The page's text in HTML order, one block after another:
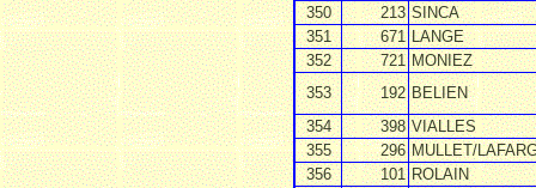
350
213 SINCA
351
671 LANGE
352
721 MONIEZ
353
192 BELIEN
354
398 VIALLES
355
296 MULLET/
356
101 ROLAIN